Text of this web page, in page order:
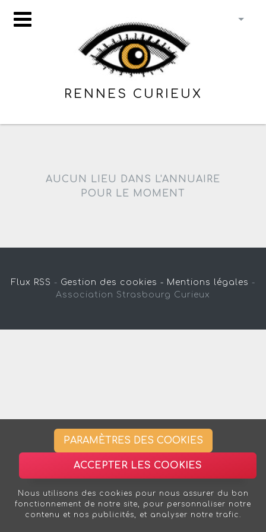
RENNES CURIEUX
AUCUN LIEU DANS L'ANNUAIRE
POUR LE MOMENT
Flux RSS - Gestion des cookies - Mentions légales -
Association Strasbourg Curieux
PARAMÈTRES DES COOKIES
ACCEPTER LES COOKIES
Nous utilisons des cookies pour nous assurer du bon
fonctionnement de notre site, pour personnaliser notre
contenu et nos publicités, et analyser notre trafic.